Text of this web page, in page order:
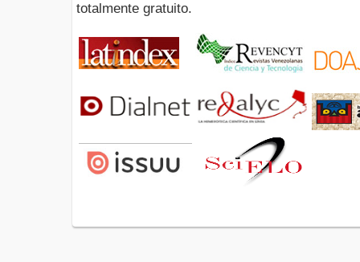
totalmente gratuito.